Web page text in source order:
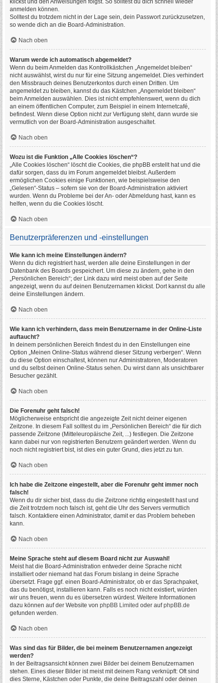
klickst und den Anweisungen folgst. So solltest du dich schnell wieder
anmelden können.
Solltest du trotzdem nicht in der Lage sein, dein Passwort zurückzusetzen,
so wende dich an die Board-Administration.
Nach oben
Warum werde ich automatisch abgemeldet?
Wenn du beim Anmelden das Kontrollkästchen „Angemeldet bleiben“
nicht auswählst, wirst du nur für eine Sitzung angemeldet. Dies verhindert
den Missbrauch deines Benutzerkontos durch einen Dritten. Um
angemeldet zu bleiben, kannst du das Kästchen „Angemeldet bleiben“
beim Anmelden auswählen. Dies ist nicht empfehlenswert, wenn du dich
an einem öffentlichen Computer, zum Beispiel in einem Internetcafé,
befindest. Wenn diese Option nicht zur Verfügung steht, dann wurde sie
vermutlich von der Board-Administration ausgeschaltet.
Nach oben
Wozu ist die Funktion „Alle Cookies löschen“?
„Alle Cookies löschen“ löscht die Cookies, die phpBB erstellt hat und die
dafür sorgen, dass du im Forum angemeldet bleibst. Außerdem
ermöglichen Cookies einige Funktionen, wie beispielsweise den
„Gelesen“-Status – sofern sie von der Board-Administration aktiviert
wurden. Wenn du Probleme bei der An- oder Abmeldung hast, kann es
helfen, wenn du die Cookies löscht.
Nach oben
Benutzerpräferenzen und -einstellungen
Wie kann ich meine Einstellungen ändern?
Wenn du dich registriert hast, werden alle deine Einstellungen in der
Datenbank des Boards gespeichert. Um diese zu ändern, gehe in den
„Persönlichen Bereich“; der Link dazu wird meist oben auf der Seite
angezeigt, wenn du auf deinen Benutzernamen klickst. Dort kannst du alle
deine Einstellungen ändern.
Nach oben
Wie kann ich verhindern, dass mein Benutzername in der Online-Liste
auftaucht?
In deinem persönlichen Bereich findest du in den Einstellungen eine
Option „Meinen Online-Status während dieser Sitzung verbergen“. Wenn
du diese Option einschaltest, können nur Administratoren, Moderatoren
und du selbst deinen Online-Status sehen. Du wirst dann als unsichtbarer
Besucher gezählt.
Nach oben
Die Forenuhr geht falsch!
Möglicherweise entspricht die angezeigte Zeit nicht deiner eigenen
Zeitzone. In diesem Fall solltest du im „Persönlichen Bereich“ die für dich
passende Zeitzone (Mitteleuropäische Zeit, ...) festlegen. Die Zeitzone
kann dabei nur von registrierten Benutzern geändert werden. Wenn du
noch nicht registriert bist, ist dies ein guter Grund, dies jetzt zu tun.
Nach oben
Ich habe die Zeitzone eingestellt, aber die Forenuhr geht immer noch
falsch!
Wenn du dir sicher bist, dass du die Zeitzone richtig eingestellt hast und
die Zeit trotzdem noch falsch ist, geht die Uhr des Servers vermutlich
falsch. Kontaktiere einen Administrator, damit er das Problem beheben
kann.
Nach oben
Meine Sprache steht auf diesem Board nicht zur Auswahl!
Meist hat die Board-Administration entweder deine Sprache nicht
installiert oder niemand hat das Forum bislang in deine Sprache
übersetzt. Frage ggf. einen Board-Administrator, ob er das Sprachpaket,
das du benötigst, installieren kann. Falls es noch nicht existiert, würden
wir uns freuen, wenn du es übersetzen würdest. Weitere Informationen
dazu können auf der Website von phpBB Limited oder aufphpBB.de
gefunden werden.
Nach oben
Was sind das für Bilder, die bei meinem Benutzernamen angezeigt
werden?
In der Beitragsansicht können zwei Bilder bei deinem Benutzernamen
stehen. Eines dieser Bilder ist meist mit deinem Rang verknüpft: Oft sind
dies Sterne, Kästchen oder Punkte, die deine Beitragszahl oder deinen